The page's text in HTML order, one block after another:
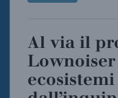
Al via il progetto europeo